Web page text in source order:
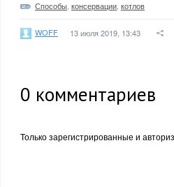
Способы консервации котлов
WOFF 13 июля 2019, 13:43
0 комментариев
Только зарегистрированные и